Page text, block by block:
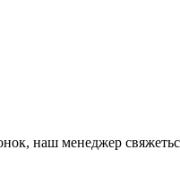
наш менеджер